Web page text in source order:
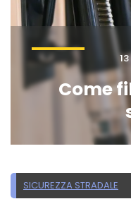
Come
SICUREZZA STRADALE